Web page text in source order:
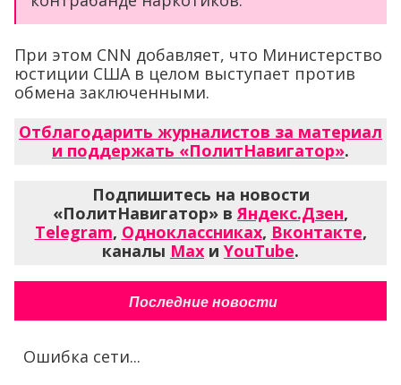
При этом CNN добавляет, что Министерство
юстиции США в целом выступает против
обмена заключенными.
Отблагодарить журналистов за материал
и поддержать «ПолитНавигатор».
Подпишитесь на новости
«ПолитНавигатор» в Яндекс.Дзен,
Telegram, Одноклассниках, Вконтакте,
каналы Max и YouTube.
Последние новости
Ошибка сети...